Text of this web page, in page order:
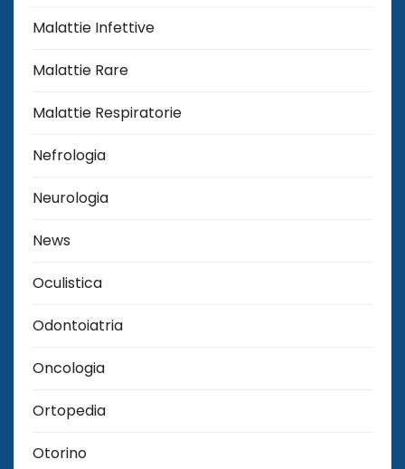
Malattie Infettive
Malattie Rare
Malattie Respiratorie
Nefrologia
Neurologia
News
Oculistica
Odontoiatria
Oncologia
Ortopedia
Otorino